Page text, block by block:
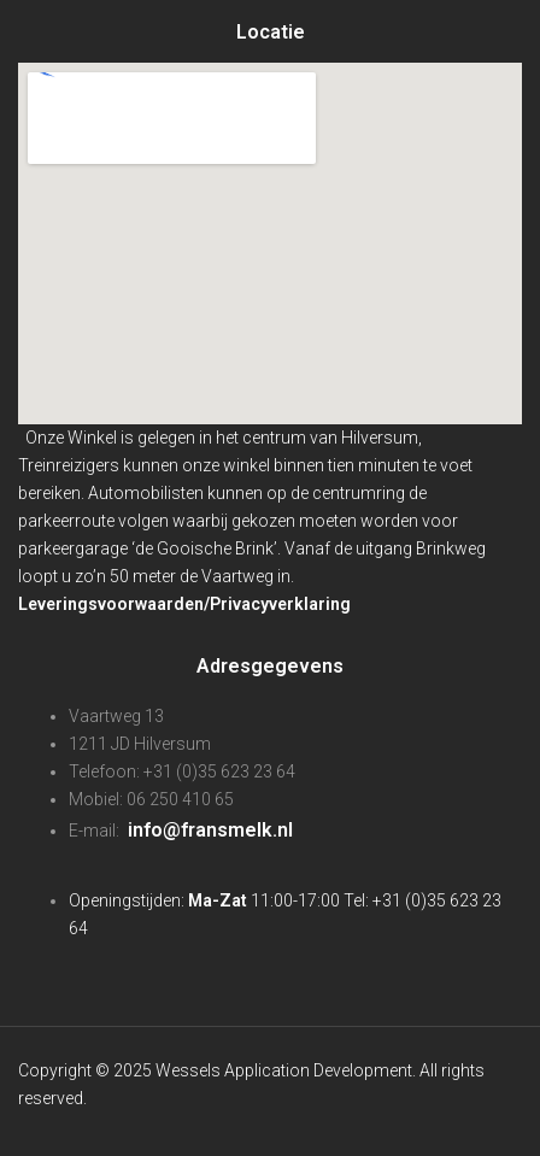
Locatie
Onze Winkel is gelegen in het centrum van Hilversum,
Treinreizigers kunnen onze winkel binnentien minuten te voet
bereiken. Automobilisten kunnen op de centrumring de
parkeerroute volgen waarbij gekozen moeten worden voor
parkeergarage ‘de Gooische Brink’. Vanaf de uitgang Brinkweg
loopt u zo’n 50 meter de Vaartweg in.
Leveringsvoorwaarden/Privacyverklaring
Adresgegevens
Vaartweg 13
1211 JD Hilversum
Telefoon: +31 (0)35 623 23 64
Mobiel: 06 250 410 65
E-mail: info@fransmelk.nl
Openingstijden: Ma-Zat 11:00-17:00 Tel: +31 (0)35 623 23
64
Copyright © 2025 Wessels Application Development. All rights
reserved.